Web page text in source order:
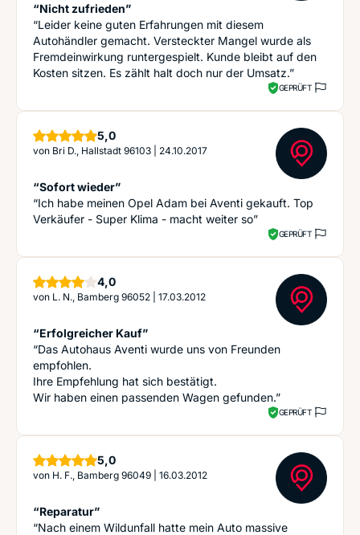
“Nicht zufrieden”
“Leider keine guten Erfahrungen mit diesem
Autohändler gemacht. Versteckter Mangel wurde als
Fremdeinwirkung runtergespielt. Kunde bleibt auf den
Kosten sitzen. Es zählt halt doch nur der Umsatz.”
GEPRÜFT
5,0Sterne
von Bri D., Hallstadt 96103 24.10.2017
“Sofort wieder”
“Ich habe meinen Opel Adam bei Aventi gekauft. Top
Verkäufer - Super Klima - macht weiter so”
GEPRÜFT
4,0Sterne
von L. N., Bamberg 96052 17.03.2012
“Erfolgreicher Kauf”
“Das Autohaus Aventi wurde uns von Freunden
empfohlen.
Ihre Empfehlung hat sich bestätigt.
Wir haben einen passenden Wagen gefunden.”
GEPRÜFT
5,0Sterne
von H. F., Bamberg 96049 16.03.2012
“Reparatur”
“Nach einem Wildunfall hatte mein Auto massive